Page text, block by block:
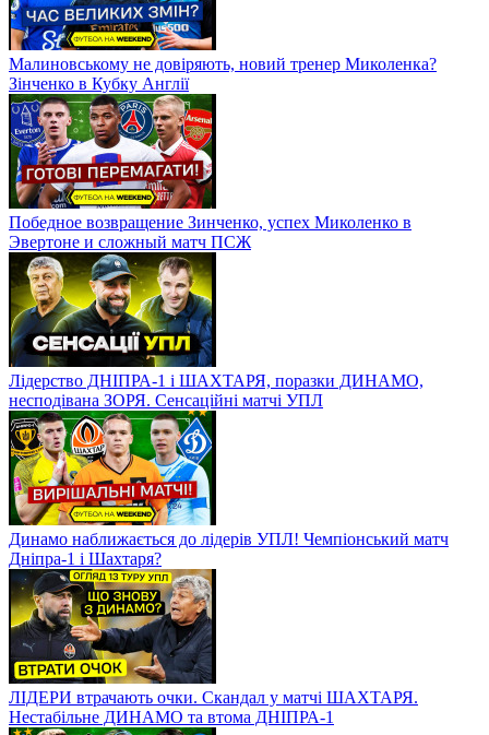
Малиновському не довіряють, новий тренер Миколенка?
Зінченко в Кубку Англії
Победное возвращение Зинченко, успех Миколенко в
Эвертоне и сложный матч ПСЖ
Лідерство ДНІПРА-1 і ШАХТАРЯ, поразки ДИНАМО,
несподівана ЗОРЯ. Сенсаційні матчі УПЛ
Динамо наближається до лідерів УПЛ! Чемпіонський матч
Дніпра-1 і Шахтаря?
ЛІДЕРИ втрачають очки. Скандал у матчі ШАХТАРЯ.
Нестабільне ДИНАМО та втома ДНІПРА-1